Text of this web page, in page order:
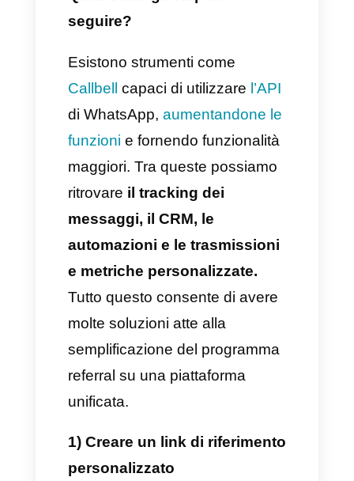
strategie per aumentare il lead.
Tutti i vantaggi che si ottengono
daquesto programmasono
considerevoli; ecco perché
consigliamo a tutte le aziende di
possedere sempre delle risorse
efficaci che vadano a creare dei
benefici verso i clienti.